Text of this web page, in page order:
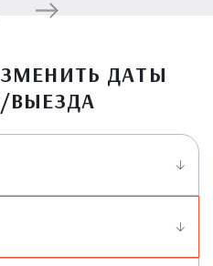
ДАТЫ
ВЫЕЗДА